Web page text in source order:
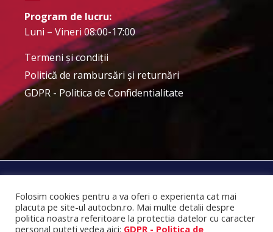
Program de lucru:
Luni – Vineri 08:00-17:00
Termeni şi condiţii
Politică de rambursări și returnări
GDPR - Politica de Confidentialitate
SC Auto CBN Internațional SRL © 2025
GDPR - Politica de Confidentialitate
Folosim cookies pentru a va oferi o experienta cat mai
placuta pe site-ul autocbn.ro. Mai multe detalii despre
politica noastra referitoare la protectia datelor cu caracter
personal puteti vedea aici: GDPR - Politica de